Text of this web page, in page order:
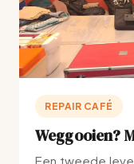
REPAIR CAFÉ
Weggooien?
Een tweede